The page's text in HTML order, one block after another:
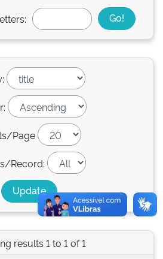
Page
Record:
results 1 to 1 of 1